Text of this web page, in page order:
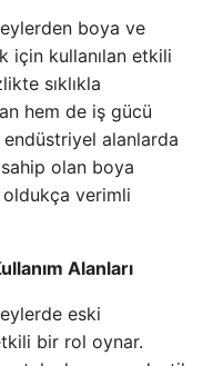
boya ve
için kullanılan etkili
sıklıkla
hem de iş gücü
endüstriyel alanlarda
olan boya
oldukça verimli
Alanları
eski
bir rol oynar.